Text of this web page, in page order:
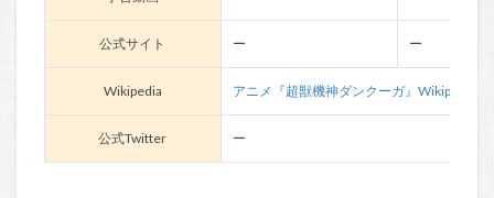
公式サイト ー ー
Wikipedia アニメ『超獣機神ダンクーガ』Wikipedia
公式Twitter ー